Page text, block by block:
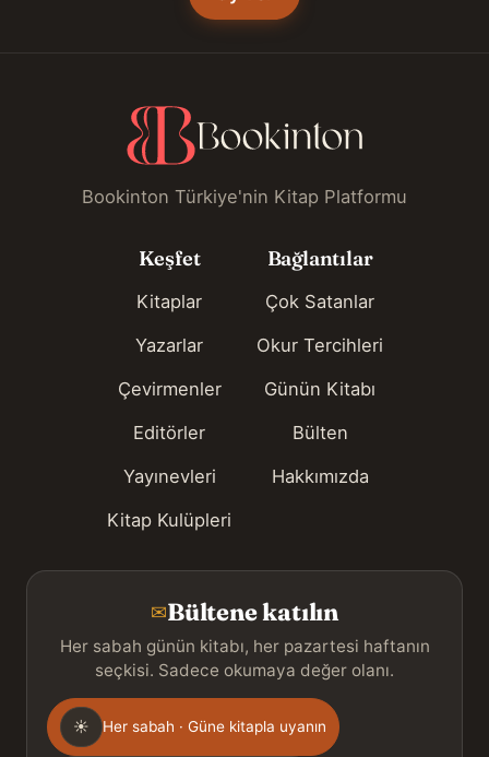
Bookinton Türkiye'nin Kitap Platformu
Keşfet
Kitaplar
Yazarlar
Çevirmenler
Editörler
Yayınevleri
Kitap Kulüpleri
Bağlantılar
Çok Satanlar
Okur Tercihleri
Günün Kitabı
Bülten
Hakkımızda
✉Bültene katılın
Her sabah günün kitabı, her pazartesi haftanın
seçkisi. Sadece okumaya değer olanı.
Gönderim
sıklığı
☀ Her sabah · Güne kitapla uyanın